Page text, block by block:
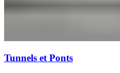
Tunnels et Ponts